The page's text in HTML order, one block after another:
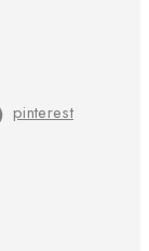
pinterest